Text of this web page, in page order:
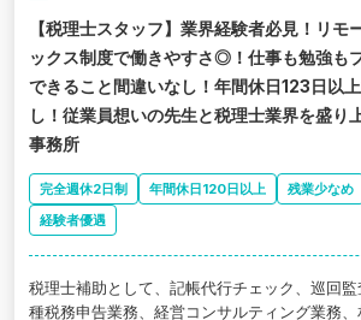
【税理士スタッフ】業界経験者必見！リモ
ックス制度で働きやすさ◎！仕事も勉強も
できること間違いなし！年間休日123日以
し！従業員想いの先生と税理士業界を盛り
事務所
完全週休2日制 年間休日120日以上 残業少なめ
経験者優遇
税理士補助として、記帳代行チェック、巡回
種税務申告業務、経営コンサルティング業務